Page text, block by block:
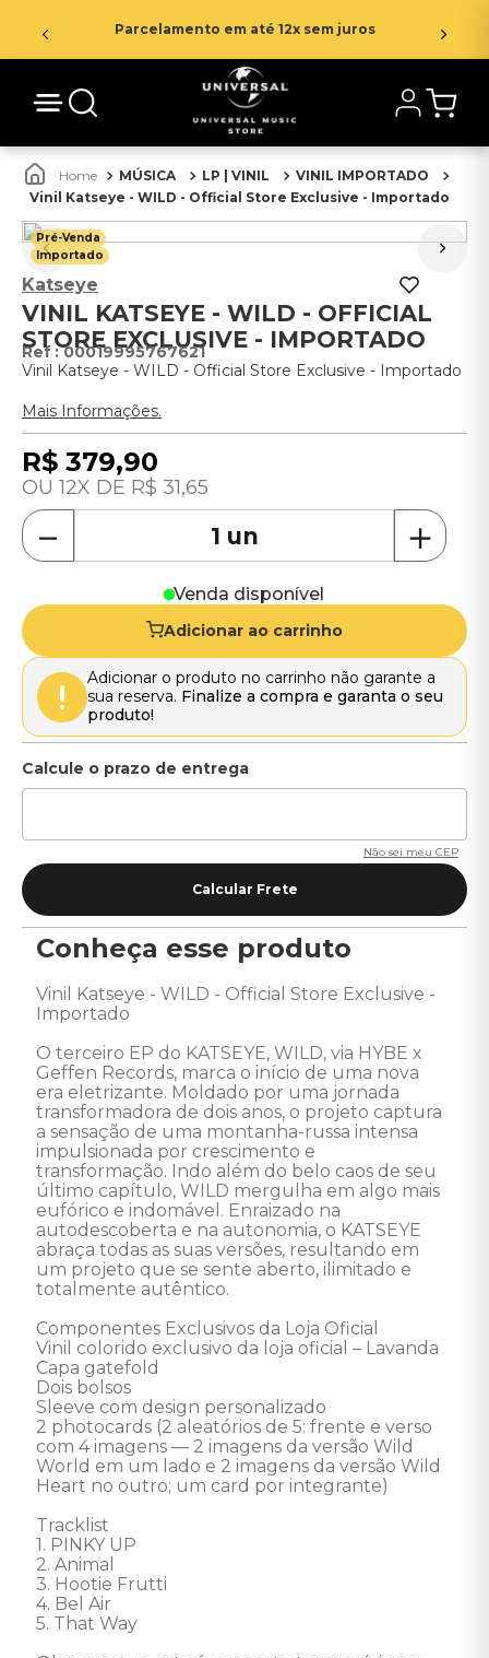
Parcelamento em até 12x sem juros
MÚSICA LP | VINIL
VINIL IMPORTADO
Vinil Katseye - WILD - Official Store Exclusive - Importado
Pré-Venda
Importado
Katseye
VINIL KATSEYE - WILD - OFFICIAL
STORE EXCLUSIVE - IMPORTADO
:00019995767621
Vinil Katseye - WILD - Official Store Exclusive - Importado
Mais Informações.
R$ 379,90
12 R$ 31,65
＋
－
Venda disponível
Adicionar ao carrinho
Adicionar o produto no carrinho não garante a
sua reserva. Finalize a compra e garanta o seu
produto!
Não sei meu CEP
Conheça esse produto
Vinil Katseye - WILD - Official Store Exclusive -
Importado
O terceiro EP do KATSEYE, WILD, via HYBE x
Geffen Records, marca o início de uma nova
era eletrizante. Moldado por uma jornada
transformadora de dois anos, o projeto captura
a sensação de uma montanha-russa intensa
impulsionada por crescimento e
transformação. Indo além do belo caos de seu
último capítulo, WILD mergulha em algo mais
eufórico e indomável. Enraizado na
autodescoberta e na autonomia, o KATSEYE
abraça todas as suas versões, resultando em
um projeto que se sente aberto, ilimitado e
totalmente autêntico.
Componentes Exclusivos da Loja Oficial
Vinil colorido exclusivo da loja oficial – Lavanda
Capa gatefold
Dois bolsos
Sleeve com design personalizado
2 photocards (2 aleatórios de 5: frente e verso
com 4 imagens — 2 imagens da versão Wild
World em um lado e 2 imagens da versão Wild
Heart no outro; um card por integrante)
Tracklist
1. PINKY UP
2. Animal
3. Hootie Frutti
4. Bel Air
5. That Way